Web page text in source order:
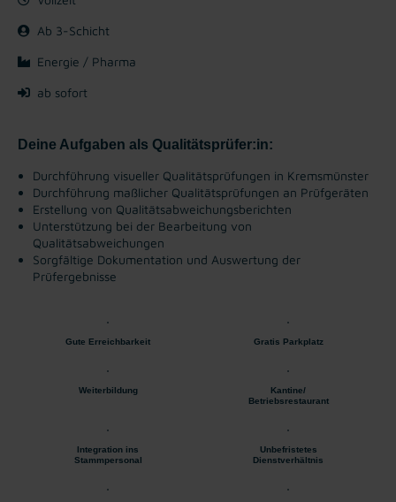
Ab 3-Schicht
Energie / Pharma
ab sofort
Deine Aufgaben als Qualitätsprüfer:in:
Durchführung visueller Qualitätsprüfungen in Kremsmünster
Durchführung maßlicher Qualitätsprüfungen an Prüfgeräten
Erstellung von Qualitätsabweichungsberichten
Unterstützung bei der Bearbeitung von
Qualitätsabweichungen
Sorgfältige Dokumentation und Auswertung der
Prüfergebnisse
Gute Erreichbarkeit Gratis Parkplatz
Weiterbildung
Kantine/
Betriebsrestaurant
Integration ins
Stammpersonal
Unbefristetes
Dienstverhältnis